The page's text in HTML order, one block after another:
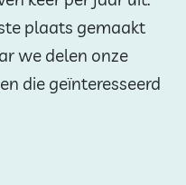
plaats gemaakt
we delen onze
die geïnteresseerd